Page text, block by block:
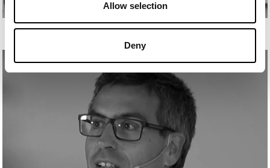
Allow selection
Deny
ANDREA PELÁEZ